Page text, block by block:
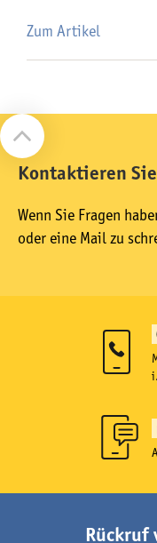
Zum Artikel
Kontaktieren
Wenn Sie Fragen
oder eine Mail zu
Rückruf